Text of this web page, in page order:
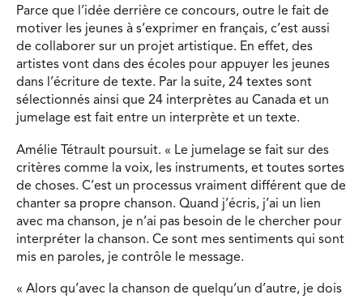
Parce que l’idée derrière ce concours, outre le fait de
motiver les jeunes à s’exprimer en français, c’est aussi
de collaborer sur un projet artistique. En effet, des
artistes vont dans des écoles pour appuyer les jeunes
dans l’écriture de texte. Par la suite, 24 textes sont
sélectionnés ainsi que 24 interprètes au Canada et un
jumelage est fait entre un interprète et un texte.
Amélie Tétrault poursuit. « Le jumelage se fait sur des
critères comme la voix, les instruments, et toutes sortes
de choses. C’est un processus vraiment différent que de
chanter sa propre chanson. Quand j’écris, j’ai un lien
avec ma chanson, je n’ai pas besoin de le chercher pour
interpréter la chanson. Ce sont mes sentiments qui sont
mis en paroles, je contrôle le message.
« Alors qu’avec la chanson de quelqu’un d’autre, je dois